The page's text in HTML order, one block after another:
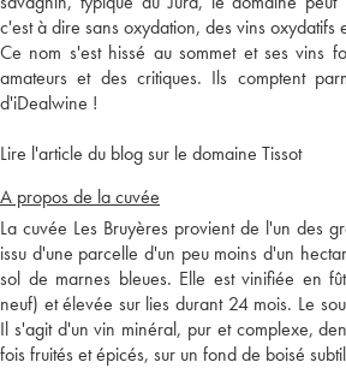
c'est à dire sans oxydation, des vins oxydatifs
Ce nom s'est hissé au sommet et ses vins
amateurs et des critiques. Ils comptent
d'iDealwine !
Lire l'article du blog sur le domaine Tissot
A propos de la cuvée
La cuvée Les Bruyères provient de l'un des
issu d'une parcelle d'un peu moins d'un
sol de marnes bleues. Elle est vinifiée en
neuf) et élevée sur lies durant 24 mois. Le
Il s'agit d'un vin minéral, pur et complexe,
fois fruités et épicés, sur un fond de boisé